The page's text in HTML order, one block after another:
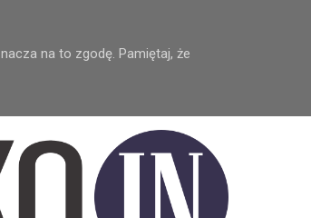
na to zgodę. Pamiętaj, że